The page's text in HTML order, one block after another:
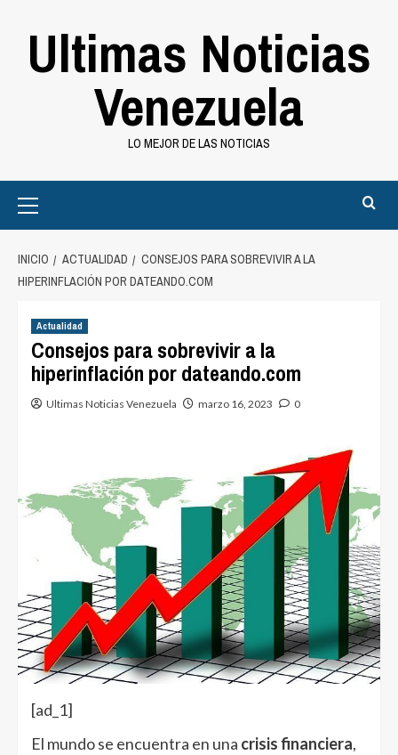
Ultimas Noticias
Venezuela
LO MEJOR DE LAS NOTICIAS
Menu
INICIO ACTUALIDAD
CONSEJOS PARA SOBREVIVIR A LA
HIPERINFLACIÓN POR DATEANDO.COM
Actualidad
Consejos para sobrevivir a la
hiperinflación por dateando.com
Ultimas Noticias Venezuela marzo 16, 2023 0
[ad_1]
El mundo se encuentra en una crisis financiera,